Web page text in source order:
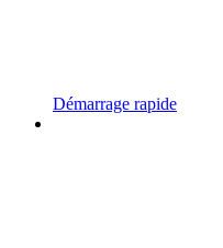
Démarrage rapide